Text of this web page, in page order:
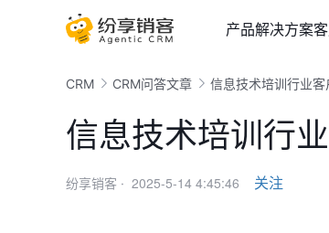
产品解决方案
CRM CRM问答文章 信息技术培训行业
信息技术培训行
纷享销客 · 2025-5-14 4:45:46 关注